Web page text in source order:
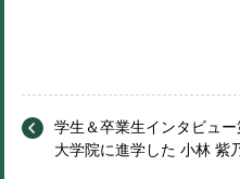
学生＆卒業生インタビュ
大学院に進学した 小林 紫